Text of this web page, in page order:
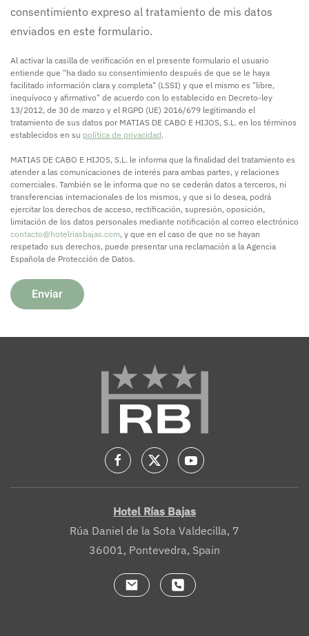
consentimiento expreso al tratamiento de mis datos
enviados en este formulario.
Al activar la casilla de verificación en el presente formulario el usuario
entiende que "ha dado su consentimiento después de que se le haya
facilitado información clara y completa" (LSSI) y que el mismo es "libre,
inequívoco y afirmativo" de acuerdo con lo establecido en Decreto-ley
13/2012, de 30 de marzo y el RGPD (UE) 2016/679 legitimando el
tratamiento de sus datos por MATIAS DE CABO E HIJOS, S.L. en los términos
establecidos en su política de privacidad.
MATIAS DE CABO E HIJOS, S.L. le informa que la finalidad del tratamiento es
atender a las comunicaciones de interés para ambas partes, y relaciones
comerciales. También se le informa que no se cederán datos a terceros, ni
transferencias internacionales de los mismos, y que si lo desea, podrá
ejercitar los derechos de acceso, rectificación, supresión, oposición,
limitación de los datos personales mediante notificación al correo electrónico
contacto@hotelriasbajas.com, y que en el caso de que no se hayan
respetado sus derechos, puede presentar una reclamación a la Agencia
Española de Protección de Datos.
Enviar
Hotel Rías Bajas
Rúa Daniel de la Sota Valdecilla, 7
36001, Pontevedra, Spain